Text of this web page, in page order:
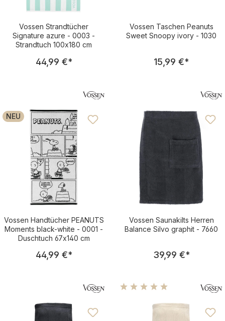
Vossen Strandtücher
Signature azure - 0003 -
Strandtuch 100x180 cm
Regulärer Preis:
44,99 €*
Vossen Taschen Peanuts
Sweet Snoopy ivory - 1030
Regulärer
15,99 €*
NEU
Vossen Handtücher PEANUTS
Moments black-white - 0001 -
Duschtuch 67x140 cm
Regulärer Preis:
44,99 €*
Vossen Saunakilts Herren
Balance Silvo graphit - 7660
Regulärer
39,99 €*